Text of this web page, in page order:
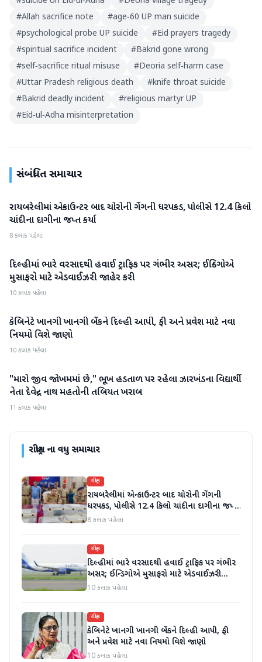
#Allah sacrifice note #age‑60 UP man suicide
#psychological probe UP suicide #Eid prayers tragedy
#spiritual sacrifice incident #Bakrid gone wrong
#self‑sacrifice ritual misuse #Deoria self‑harm case
#Uttar Pradesh religious death #knife throat suicide
#Bakrid deadly incident #religious martyr UP
#Eid‑ul‑Adha misinterpretation
સંબંધિત સમાચાર
રાષ્ટ્રીય
રાયબરેલીમાં એન્કાઉન્ટર બાદ ચોરોની ગેંગની ધરપકડ, પોલીસે 12.4 કિલો
ચાંદીના દાગીના જપ્ત કર્યા
8 કલાક પહેલા
રાષ્ટ્રીય
દિલ્હીમાં ભારે વરસાદથી હવાઈ ટ્રાફિક પર ગંભીર અસર; ઈન્ડિગોએ
મુસાફરો માટે એડવાઈઝરી જાહેર કરી
10 કલાક પહેલા
રાષ્ટ્રીય
કેબિનેટે ખાનગી ખાનગી બેંકને દિલ્હી આપી, ફી અને પ્રવેશ માટે નવા
નિયમો વિશે જાણો
10 કલાક પહેલા
રાષ્ટ્રીય
"મારો જીવ જોખમમાં છે," ભૂખ હડતાળ પર રહેલા ઝારખંડના વિદ્યાર્થી
નેતા દેવેન્દ્ર નાથ મહતોની તબિયત ખરાબ
11 કલાક પહેલા
રાષ્ટ્રીયના વધુ સમાચાર
રાષ્ટ્રીય
રાયબરેલીમાં એન્કાઉન્ટર બાદ ચોરોની ગેંગની
ધરપકડ, પોલીસે 12.4 કિલો ચાંદીના દાગીના જપ્ત
કર્યા
8 કલાક પહેલા
રાષ્ટ્રીય
દિલ્હીમાં ભારે વરસાદથી હવાઈ ટ્રાફિક પર ગંભીર
અસર; ઈન્ડિગોએ મુસાફરો માટે એડવાઈઝરી
જાહેર કરી
10 કલાક પહેલા
રાષ્ટ્રીય
કેબિનેટે ખાનગી ખાનગી બેંકને દિલ્હી આપી, ફી
અને પ્રવેશ માટે નવા નિયમો વિશે જાણો
10 કલાક પહેલા